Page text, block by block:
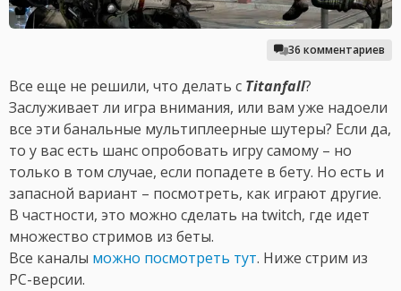
36 комментариев
Все еще не решили, что делать с Titanfall?
Заслуживает ли игра внимания, или вам уже надоели
все эти банальные мультиплеерные шутеры? Если да,
то у вас есть шанс опробовать игру самому – но
только в том случае, если попадете в бету. Но есть и
запасной вариант – посмотреть, как играют другие.
В частности, это можно сделать на twitch, где идет
множество стримов из беты.
Все каналы можно посмотреть тут. Ниже стрим из
PC-версии.